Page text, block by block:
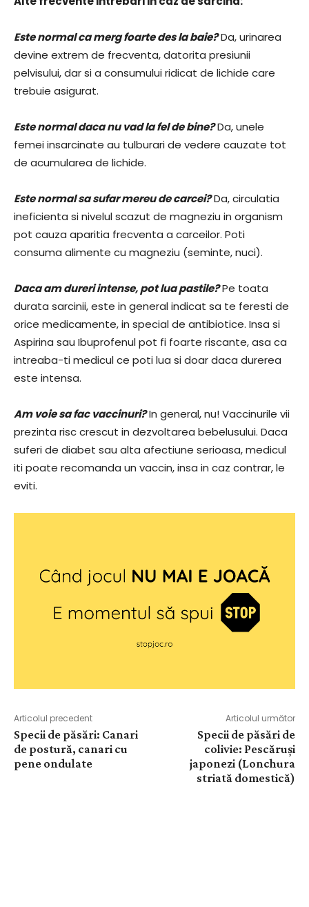
Este normal ca merg foarte des la baie?Da, urinarea
devine extrem de frecventa, datorita presiunii
pelvisului, dar si a consumului ridicat de lichide care
trebuie asigurat.
Este normal daca nu vad la fel de bine?Da, unele
femei insarcinate au tulburari de vedere cauzate tot
de acumularea de lichide.
Este normal sa sufar mereu de carcei?Da, circulatia
ineficienta si nivelul scazut de magneziu in organism
pot cauza aparitia frecventa a carceilor. Poti
consuma alimente cu magneziu (seminte, nuci).
Daca am dureri intense, pot lua pastile?Pe toata
durata sarcinii, este in general indicat sa te feresti de
orice medicamente, in special de antibiotice. Insa si
Aspirina sau Ibuprofenul pot fi foarte riscante, asa ca
intreaba-ti medicul ce poti lua si doar daca durerea
este intensa.
Am voie sa fac vaccinuri?In general, nu! Vaccinurile vii
prezinta risc crescut in dezvoltarea bebelusului. Daca
suferi de diabet sau alta afectiune serioasa, medicul
iti poate recomanda un vaccin, insa in caz contrar, le
eviti.
Articolul precedent
Specii de păsări: Canari
de postură, canari cu
pene ondulate
Articolul următor
Specii de păsări de
colivie: Pescăruși
japonezi (Lonchura
striată domestică)